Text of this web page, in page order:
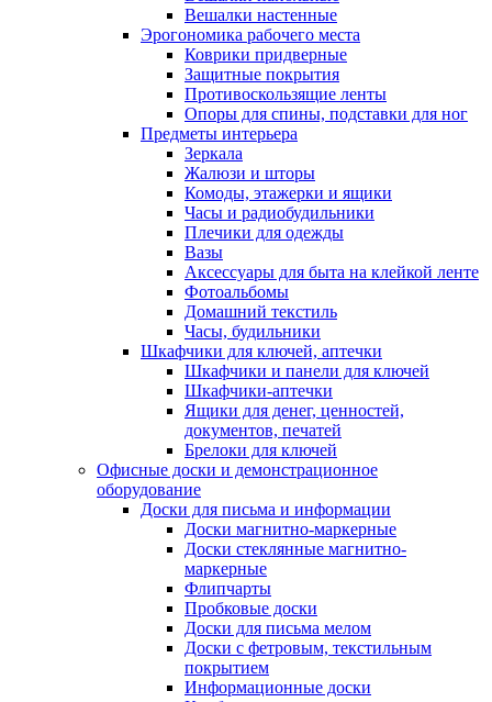
Вешалки настенные
Эрогономика рабочего места
Коврики придверные
Защитные покрытия
Противоскользящие ленты
Опоры для спины, подставки для ног
Предметы интерьера
Зеркала
Жалюзи и шторы
Комоды, этажерки и ящики
Часы и радиобудильники
Плечики для одежды
Вазы
Аксессуары для быта на клейкой ленте
Фотоальбомы
Домашний текстиль
Часы, будильники
Шкафчики для ключей, аптечки
Шкафчики и панели для ключей
Шкафчики-аптечки
Ящики для денег, ценностей,
документов, печатей
Брелоки для ключей
Офисные доски и демонстрационное
оборудование
Доски для письма и информации
Доски магнитно-маркерные
Доски стеклянные магнитно-
маркерные
Флипчарты
Пробковые доски
Доски для письма мелом
Доски с фетровым, текстильным
покрытием
Информационные доски